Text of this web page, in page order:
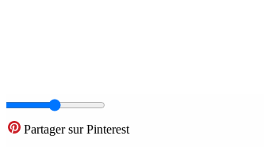
Partager sur Pinterest